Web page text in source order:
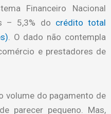
Financeiro Nacional
– 5,3% do crédito total
. O dado não contempla
e prestadores de
volume do pagamento de
parecer pequeno. Mas,